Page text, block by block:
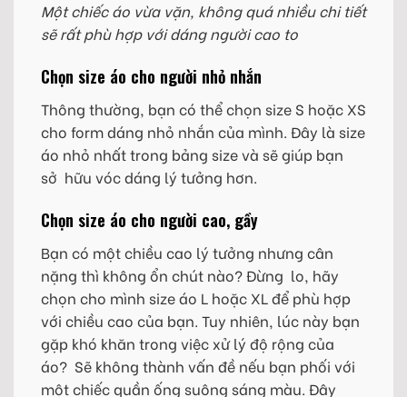
Một chiếc áo vừa vặn, không quá nhiều chi tiết
sẽ rất phù hợp với dáng người cao to
Chọn size áo cho người nhỏ nhắn
Thông thường, bạn có thể chọn size S hoặc XS
cho form dáng nhỏ nhắn của mình. Đây là size
áo nhỏ nhất trong bảng size và sẽ giúp bạn
sở hữu vóc dáng lý tưởng hơn.
Chọn size áo cho người cao, gầy
Bạn có một chiều cao lý tưởng nhưng cân
nặng thì không ổn chút nào? Đừng lo, hãy
chọn cho mình size áo L hoặc XL để phù hợp
với chiều cao của bạn. Tuy nhiên, lúc này bạn
gặp khó khăn trong việc xử lý độ rộng của
áo? Sẽ không thành vấn đề nếu bạn phối với
một chiếc quần ống suông sáng màu. Đây